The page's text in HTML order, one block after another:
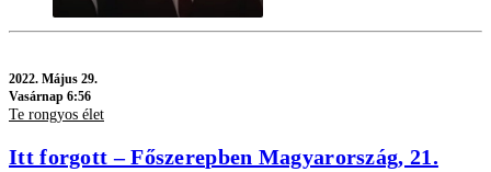
2022. Május 29.
Vasárnap 6:56
Te rongyos élet
Itt forgott – Főszerepben Magyarország, 21.